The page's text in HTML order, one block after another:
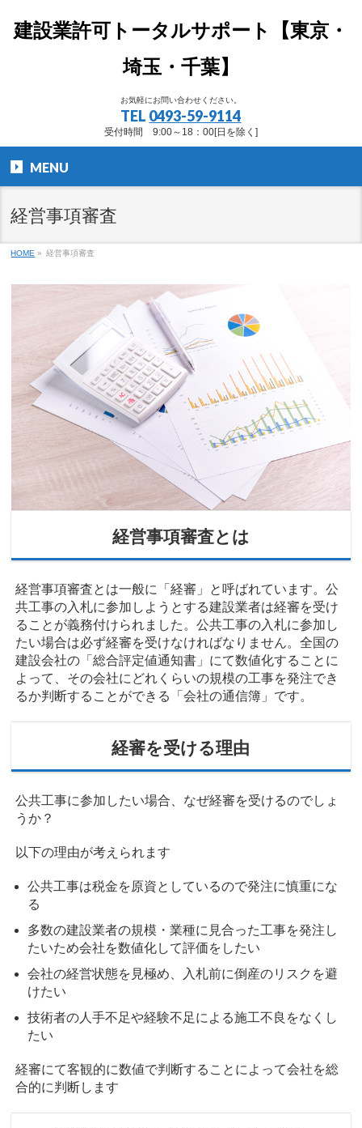
建設業許可トータルサポート【東京・
埼玉・千葉】
お気軽にお問い合わせください。
TEL 0493-59-9114
受付時間 9:00～18：00[日を除く]
MENU
経営事項審査
HOME » 経営事項審査
経営事項審査とは
経営事項審査とは一般に「経審」と呼ばれています。公
共工事の入札に参加しようとする建設業者は経審を受け
ることが義務付けられました。公共工事の入札に参加し
たい場合は必ず経審を受けなければなりません。全国の
建設会社の「総合評定値通知書」にて数値化することに
よって、その会社にどれくらいの規模の工事を発注でき
るか判断することができる「会社の通信簿」です。
経審を受ける理由
公共工事に参加したい場合、なぜ経審を受けるのでしょ
うか？
以下の理由が考えられます
公共工事は税金を原資としているので発注に慎重にな
る
多数の建設業者の規模・業種に見合った工事を発注し
たいため会社を数値化して評価をしたい
会社の経営状態を見極め、入札前に倒産のリスクを避
けたい
技術者の人手不足や経験不足による施工不良をなくし
たい
経審にて客観的に数値で判断することによって会社を総
合的に判断します